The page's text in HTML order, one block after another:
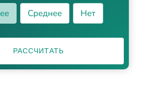
Среднее Нет
РАССЧИТАТЬ